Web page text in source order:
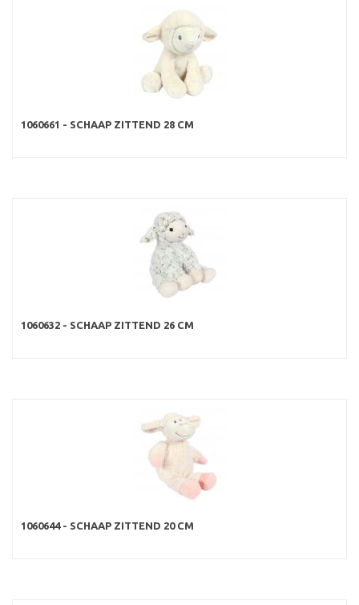
1060661 - SCHAAP ZITTEND 28 CM
1060632 - SCHAAP ZITTEND 26 CM
1060644 - SCHAAP ZITTEND 20 CM